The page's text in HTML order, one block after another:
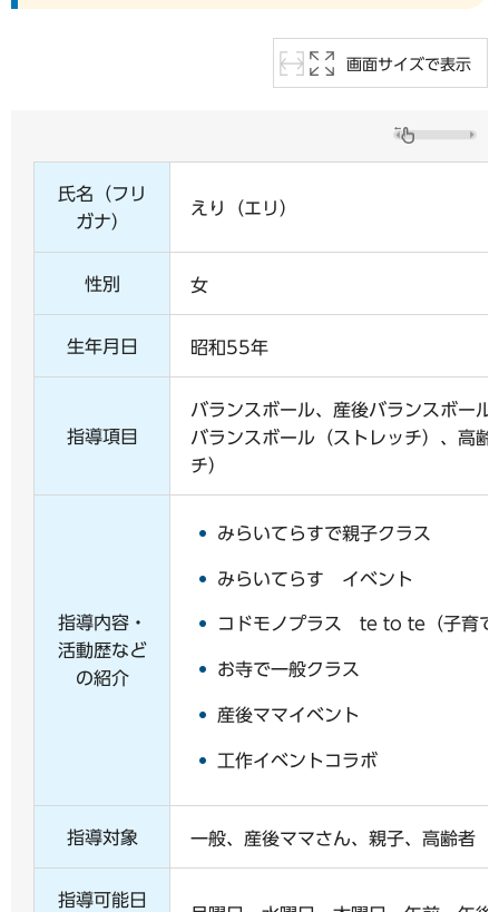
画面サイズで表示
氏名（フリ
ガナ）
えり（エリ）
性別 女
生年月日 昭和55年
指導項目
バランスボール、産後バランスボー
バランスボール（ストレッチ）、高
チ）
指導内容・
活動歴など
の紹介
みらいてらすで親子クラス
みらいてらす イベント
コドモノプラス te to te（子育て
お寺で一般クラス
産後ママイベント
工作イベントコラボ
指導対象 一般、産後ママさん、親子、高齢者
指導可能日